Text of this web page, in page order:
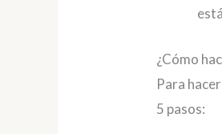
¿Cómo
Para
5 pasos: